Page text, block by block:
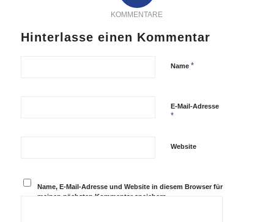
KOMMENTARE
Hinterlasse einen Kommentar
Name *
E-Mail-Adresse
*
Website
Name, E-Mail-Adresse und Website in diesem Browser für
meinen nächsten Kommentar speichern.